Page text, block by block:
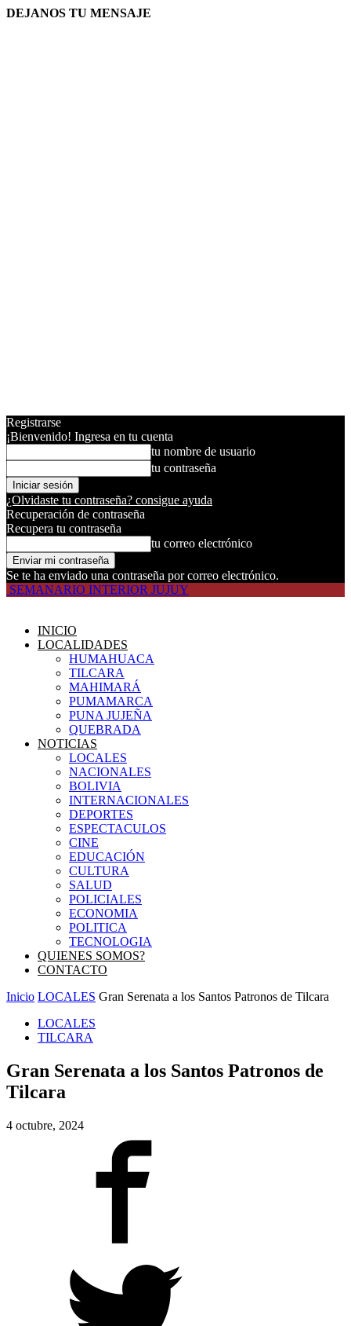
DEJANOS TU MENSAJE
Registrarse
¡Bienvenido! Ingresa en tu cuenta
tu nombre de usuario
tu contraseña
¿Olvidaste tu contraseña? consigue ayuda
Recuperación de contraseña
Recupera tu contraseña
tu correo electrónico
Se te ha enviado una contraseña por correo electrónico.
SEMANARIO INTERIOR JUJUY
INICIO
LOCALIDADES
HUMAHUACA
TILCARA
MAHIMARÁ
PUMAMARCA
PUNA JUJEÑA
QUEBRADA
NOTICIAS
LOCALES
NACIONALES
BOLIVIA
INTERNACIONALES
DEPORTES
ESPECTACULOS
CINE
EDUCACIÓN
CULTURA
SALUD
POLICIALES
ECONOMIA
POLITICA
TECNOLOGIA
QUIENES SOMOS?
CONTACTO
Inicio LOCALES Gran Serenata a los Santos Patronos de Tilcara
LOCALES
TILCARA
Gran Serenata a los Santos Patronos de
Tilcara
4 octubre, 2024